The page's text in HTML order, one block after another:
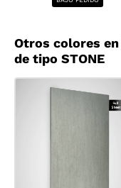
Otros colores en
de tipo STONE